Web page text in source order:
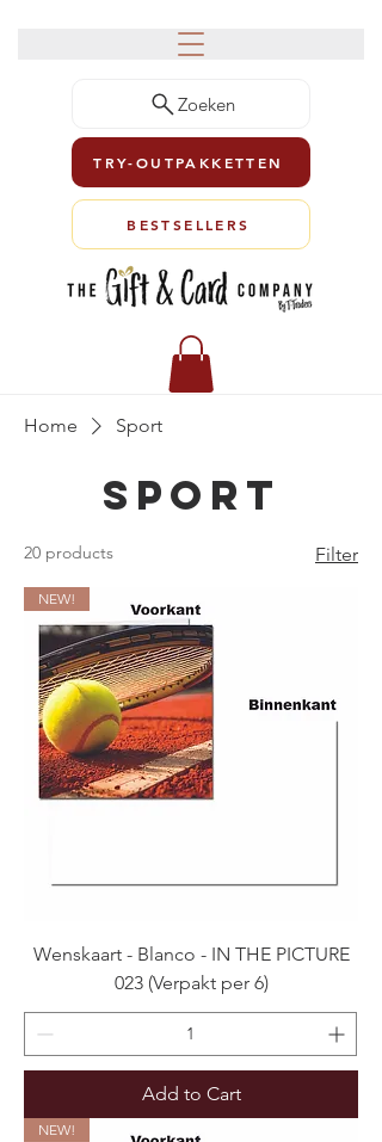
Zoeken
TRY-OUTPAKKETTEN
BESTSELLERS
Home Sport
Sport
20 products Filter
NEW!
Wenskaart - Blanco - IN THE PICTURE
023 (Verpakt per 6)
Add to Cart
NEW!